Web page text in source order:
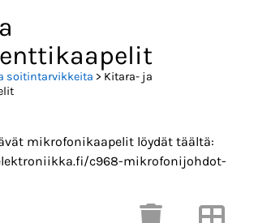
soitintarvikkeita > Kitara- ja
mikrofonikaapelit löydät täältä:
c968-mikrofonijohdot-